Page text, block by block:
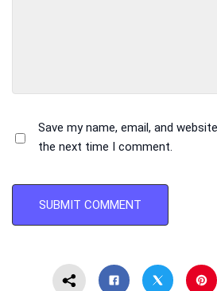
Save my name, email, and
the next time I comment.